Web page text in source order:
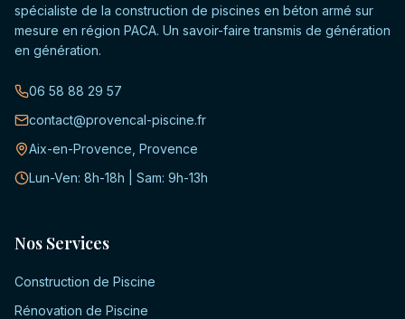
spécialiste de la construction de piscines en béton armé sur
mesure en région PACA. Un savoir-faire transmis de génération
en génération.
06 58 88 29 57
contact@provencal-piscine.fr
Aix-en-Provence, Provence
Lun-Ven: 8h-18h | Sam: 9h-13h
Nos Services
Construction de Piscine
Rénovation de Piscine